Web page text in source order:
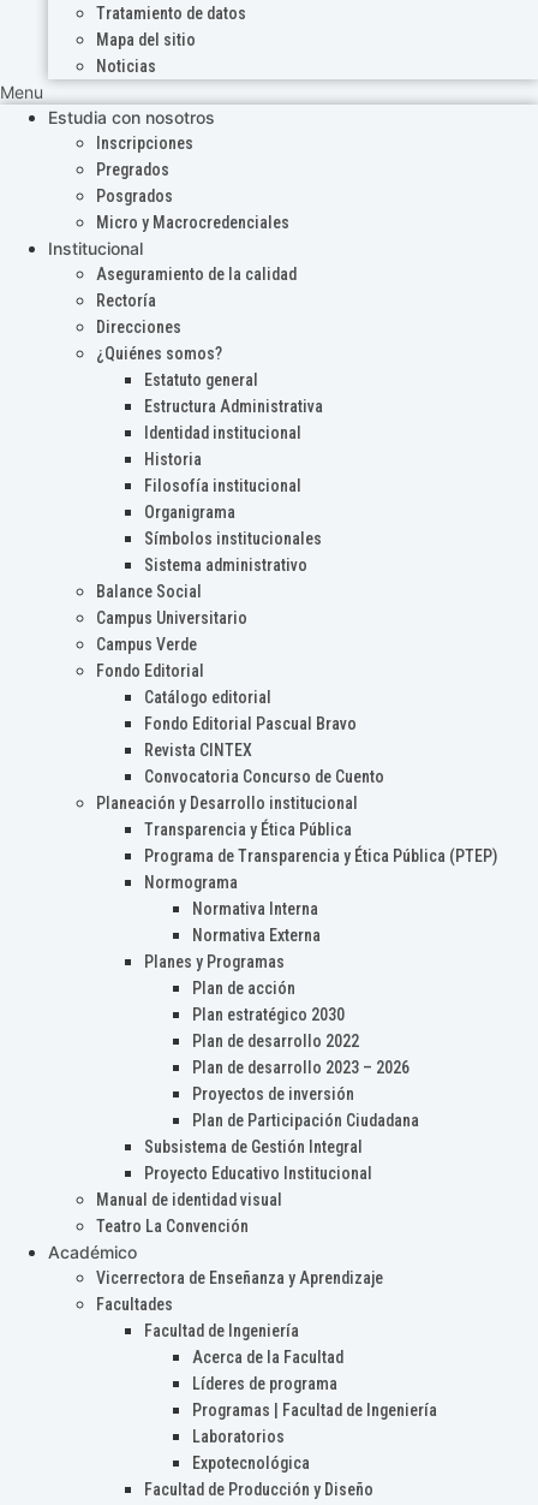
Tratamiento de datos
Mapa del sitio
Noticias
Menu
Estudia con nosotros
Inscripciones
Pregrados
Posgrados
Micro y Macrocredenciales
Institucional
Aseguramiento de la calidad
Rectoría
Direcciones
¿Quiénes somos?
Estatuto general
Estructura Administrativa
Identidad institucional
Historia
Filosofía institucional
Organigrama
Símbolos institucionales
Sistema administrativo
Balance Social
Campus Universitario
Campus Verde
Fondo Editorial
Catálogo editorial
Fondo Editorial Pascual Bravo
Revista CINTEX
Convocatoria Concurso de Cuento
Planeación y Desarrollo institucional
Transparencia y Ética Pública
Programa de Transparencia y Ética Pública (PTEP)
Normograma
Normativa Interna
Normativa Externa
Planes y Programas
Plan de acción
Plan estratégico 2030
Plan de desarrollo 2022
Plan de desarrollo 2023 – 2026
Proyectos de inversión
Plan de Participación Ciudadana
Subsistema de Gestión Integral
Proyecto Educativo Institucional
Manual de identidad visual
Teatro La Convención
Académico
Vicerrectora de Enseñanza y Aprendizaje
Facultades
Facultad de Ingeniería
Acerca de la Facultad
Líderes de programa
Programas | Facultad de Ingeniería
Laboratorios
Expotecnológica
Facultad de Producción y Diseño